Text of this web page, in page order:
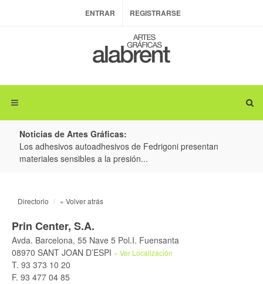
ENTRAR REGISTRARSE
Noticias de Artes Gráficas:
Los adhesivos autoadhesivos de Fedrigoni presentan
materiales sensibles a la presión...
Directorio « Volver atrás
Prin Center, S.A.
Avda. Barcelona, 55 Nave 5 Pol.I. Fuensanta
08970 SANT JOAN D’ESPI » Ver Localización
T. 93 373 10 20
F. 93 477 04 85